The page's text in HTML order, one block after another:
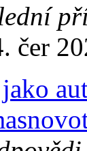
čer